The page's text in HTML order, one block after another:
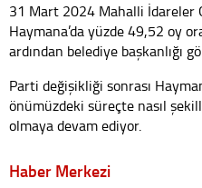
31 Mart 2024 Mahalli İdareler
Haymana’da yüzde 49,52 oy
ardından belediye başkanlığı
Parti değişikliği sonrası
önümüzdeki süreçte nasıl
olmaya devam ediyor.
Haber Merkezi